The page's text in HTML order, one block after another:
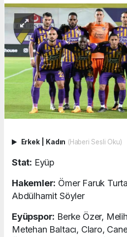
Erkek Kadın (Haberi Sesli Oku)
Stat: Eyüp
Hakemler: Ömer Faruk
Abdülhamit Söyler
Eyüpspor: Berke Özer,
Metehan Baltacı, Claro,